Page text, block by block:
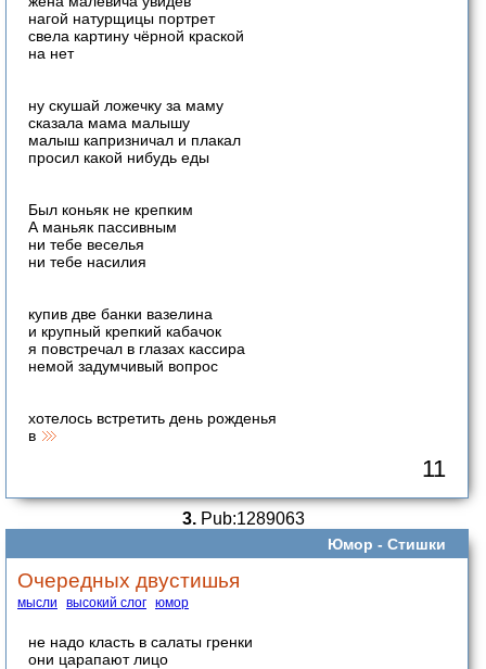
нагой натурщицы портрет
свела картину чёрной краской
на нет
ну скушай ложечку за маму
сказала мама малышу
малыш капризничал и плакал
просил какой нибудь еды
Был коньяк не крепким
А маньяк пассивным
ни тебе веселья
ни тебе насилия
купив две банки вазелина
и крупный крепкий кабачок
я повстречал в глазах кассира
немой задумчивый вопрос
хотелось встретить день рожденья
в
11
3.Pub:1289063
Юмор - Стишки
Очередных двустишья
мысли высокий слог юмор
не надо класть в салаты гренки
они царапают лицо